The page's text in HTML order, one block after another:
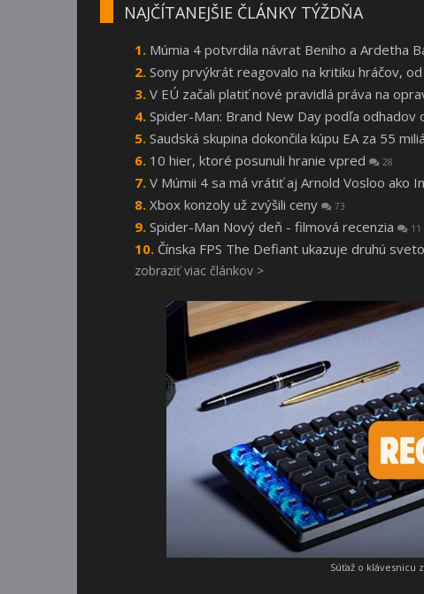
NAJČÍTANEJŠIE ČLÁNKY TÝŽDŇA
Múmia 4 potvrdila návrat Beniho a Ardetha
Sony prvýkrát reagovalo na kritiku hráčov,
V EÚ začali platiť nové pravidlá práva na
Spider-Man: Brand New Day podľa
Saudská skupina dokončila kúpu EA za 55
10 hier, ktoré posunuli hranie vpred 28
V Múmii 4 sa má vrátiť aj Arnold Vosloo ako
Xbox konzoly už zvýšili ceny 73
Spider-Man Nový deň - filmová recenzia 11
Čínska FPS The Defiant ukazuje druhú
zobraziť viac článkov >
Súťaž o klávesnicu